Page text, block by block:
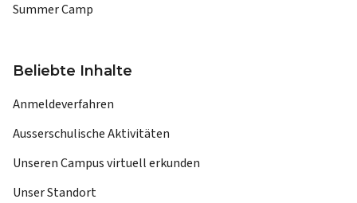
Summer Camp
Beliebte Inhalte
Anmeldeverfahren
Ausserschulische Aktivitäten
Unseren Campus virtuell erkunden
Unser Standort